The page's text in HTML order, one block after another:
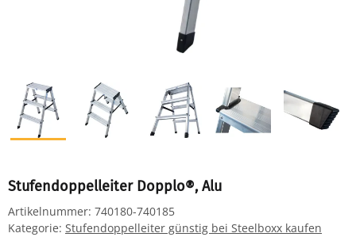
Stufendoppelleiter Dopplo®, Alu
Artikelnummer: 740180-740185
Kategorie: Stufendoppelleiter günstig bei Steelboxx kaufen